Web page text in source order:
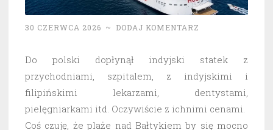
30 CZERWCA 2026 ~ DODAJ KOMENTARZ
Do polski dopłynął indyjski statek z
przychodniami, szpitalem, z indyjskimi i
filipińskimi lekarzami, dentystami,
pielęgniarkami itd. Oczywiście z ichnimi cenami.
Coś czuję, że plaże nad Bałtykiem by się mocno